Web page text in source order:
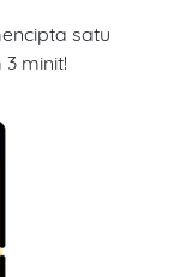
satu
minit!